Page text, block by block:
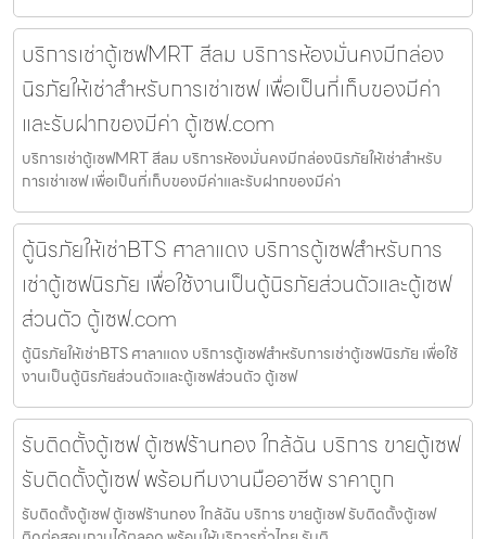
บริการเช่าตู้เซฟMRT สีลม บริการห้องมั่นคงมีกล่อง
นิรภัยให้เช่าสำหรับการเช่าเซฟ เพื่อเป็นที่เก็บของมีค่า
และรับฝากของมีค่า ตู้เซฟ.com
บริการเช่าตู้เซฟMRT สีลม บริการห้องมั่นคงมีกล่องนิรภัยให้เช่าสำหรับ
การเช่าเซฟ เพื่อเป็นที่เก็บของมีค่าและรับฝากของมีค่า
ตู้นิรภัยให้เช่าBTS ศาลาแดง บริการตู้เซฟสำหรับการ
เช่าตู้เซฟนิรภัย เพื่อใช้งานเป็นตู้นิรภัยส่วนตัวและตู้เซฟ
ส่วนตัว ตู้เซฟ.com
ตู้นิรภัยให้เช่าBTS ศาลาแดง บริการตู้เซฟสำหรับการเช่าตู้เซฟนิรภัย เพื่อใช้
งานเป็นตู้นิรภัยส่วนตัวและตู้เซฟส่วนตัว ตู้เซฟ
รับติดตั้งตู้เซฟ ตู้เซฟร้านทอง ใกล้ฉัน บริการ ขายตู้เซฟ
รับติดตั้งตู้เซฟ พร้อมทีมงานมืออาชีพ ราคาถูก
รับติดตั้งตู้เซฟ ตู้เซฟร้านทอง ใกล้ฉัน บริการ ขายตู้เซฟ รับติดตั้งตู้เซฟ